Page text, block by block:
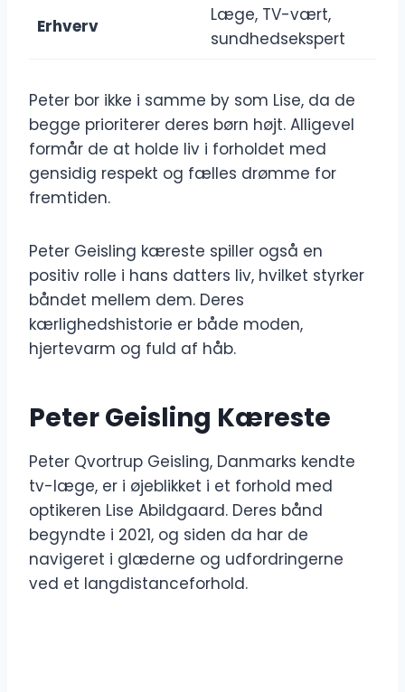
Erhverv
Læge, TV-vært,
sundhedsekspert
Peter bor ikke i samme by som Lise, da de
begge prioriterer deres børn højt. Alligevel
formår de at holde liv i forholdet med
gensidig respekt og fælles drømme for
fremtiden.
Peter Geisling kæreste spiller også en
positiv rolle i hans datters liv, hvilket styrker
båndet mellem dem. Deres
kærlighedshistorie er både moden,
hjertevarm og fuld af håb.
Peter Geisling Kæreste
Peter Qvortrup Geisling, Danmarks kendte
tv-læge, er i øjeblikket i et forhold med
optikeren Lise Abildgaard. Deres bånd
begyndte i 2021, og siden da har de
navigeret i glæderne og udfordringerne
ved et langdistanceforhold.